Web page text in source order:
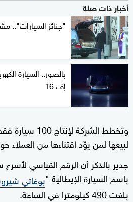
أخبار ذات صلة
"جنائز السيارات"..
بالصور.. السيارة
إف 16
وتخطط الشركة
لبيعها لمن يوّد اقتناءها من العملاء
جدير بالذكر أن الرقم القياسي
باسم السيارة الإيطالية "بوغاتي
بلغت 490 كيلومترا في الساعة.